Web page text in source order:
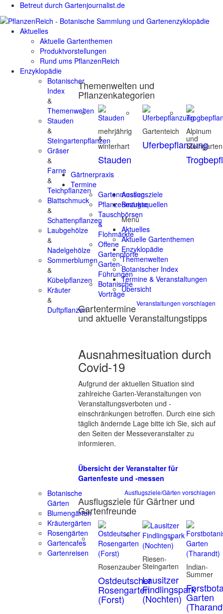
Betreut durch Gartenjournalist.de
Aktuelles
Aktuelle Gartenthemen
Produktvorstellungen
Rund ums PflanzenReich
Enzyklopädie
Botanischer
Index
&
Themenwelten
Stauden
&
Steingartenpflanzen
Gräser
&
Farne
&
Teichpflanzen
Blattschmuck
&
Schattenpflanzen
Laubgehölze
&
Nadelgehölze
Sommerblumen
&
Kübelpflanzen
Kräuter
&
Duftpflanzen
Themenwelten und
Pflanzenkategorien
mehrjährig
&
winterhart
Stauden
Gartenteich
Uferbepflanzung
Alpinum
und
Steingarten
Gärtnerpraxis
Termine
Gartenmessen
Pflanzenmärkte
Tauschbörsen
&
Flohmärkte
Offene
Gartenpforte
Garten-
Führungen
Botanische
Vorträge
Veranstaltungen vorschlagen
Gartentermine
und aktuelle Veranstaltungstipps
Ausnahmesituation durch
Covid-19
Aufgrund der aktuellen Situation sind
zahlreiche Garten-Veranstaltungen von
Veranstaltungsverboten und -
einschränkungen betroffen. Durch eine sich
täglich ändernde Lage bitte ich Sie, sich auf
den Seiten der Messeveranstalter zu
informieren.
Übersicht der Veranstalter für
Gartenfeste und -messen
Ausflugsziele
Botanische
Gärten
Blumengärten
Kräutergärten
Rosengärten
Gartencafes
Gartenreisen
Ausflugsziele/Gärten vorschlagen
Ausflugsziele für Gärtner und
Gartenfreunde
Rosenzauber
Ostdeutscher
Rosengarten
(Forst)
Riesen-
Steingarten
Lausitzer
Findlingspark
(Nochten)
Indian-
Summer
Garten
Bezugsquellen
Menü
Aktuelles
Aktuelle Gartenthemen
Enzyklopädie
Themenwelten
Botanischer Index
Termine & Veranstaltungen
Übersicht